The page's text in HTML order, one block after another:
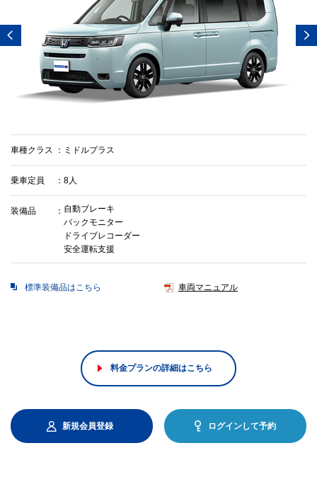
車種クラス ミドルプラス
乗車定員 8人
装備品
自動ブレーキ
バックモニター
ドライブレコーダー
安全運転支援
標準装備品はこちら 車両マニュアル
料金プランの詳細はこちら
新規会員登録 ログインして予約